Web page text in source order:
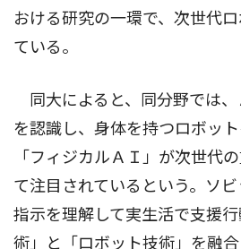
おける研究の一環で、次世代
ている。
同大によると、同分野では
を認識し、身体を持つロボッ
「フィジカルＡＩ」が次世代
て注目されているという。ソ
指示を理解して実生活で支援
術」と「ロボット技術」を融